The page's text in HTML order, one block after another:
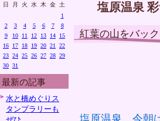
日 月 火 水 木 金
土
1
2
3 4 5 6 7
8
9
10 11 12 13 14
15
16
17 18 19 20 21
22
23 24 25 26 27 28 29
30 31
最新の記事
水と橋めぐりス
タンプラリーも
塩原温泉
紅葉の山をバッ